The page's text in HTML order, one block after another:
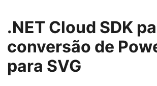
.NET Cloud SDK
conversão de
para SVG